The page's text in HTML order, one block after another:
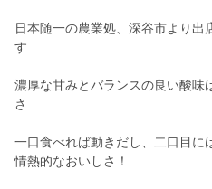
日本随一の農業処、深谷市より出
す
濃厚な甘みとバランスの良い酸味
さ
一口食べれば動きだし、二口目に
情熱的なおいしさ！